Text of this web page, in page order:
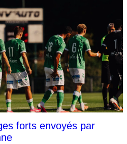
forts envoyés par